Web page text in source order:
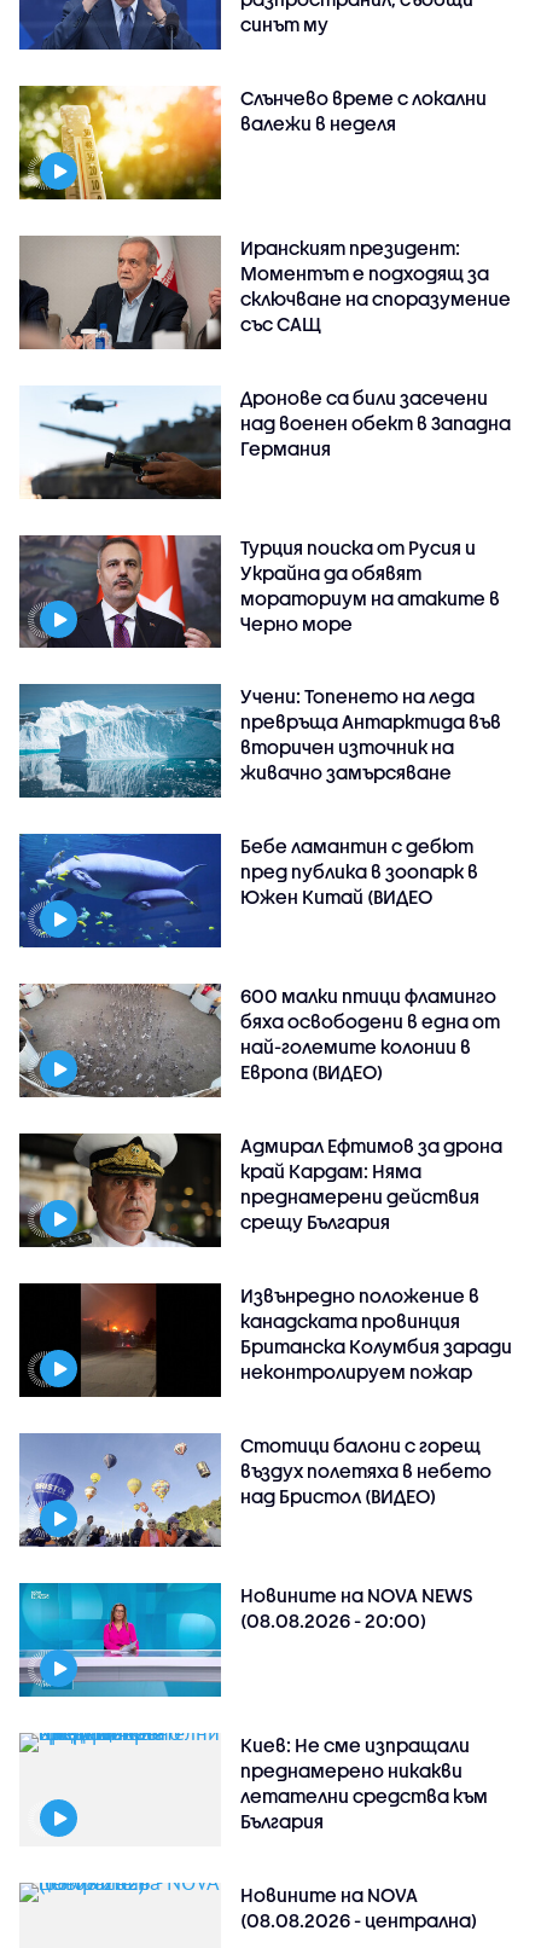
синът му
Слънчево време с локални
валежи в неделя
Иранският президент:
Моментът е подходящ за
сключване на споразумение
със САЩ
Дронове са били засечени
над военен обект в Западна
Германия
Турция поиска от Русия и
Украйна да обявят
мораториум на атаките в
Черно море
Учени: Топенето на леда
превръща Антарктида във
вторичен източник на
живачно замърсяване
Бебе ламантин с дебют
пред публика в зоопарк в
Южен Китай (ВИДЕО
600 малки птици фламинго
бяха освободени в една от
най-големите колонии в
Европа (ВИДЕО)
Адмирал Ефтимов за дрона
край Кардам: Няма
преднамерени действия
срещу България
Извънредно положение в
канадската провинция
Британска Колумбия заради
неконтролируем пожар
Стотици балони с горещ
въздух полетяха в небето
над Бристол (ВИДЕО)
Новините на NOVA NEWS
(08.08.2026 - 20:00)
Киев: Не сме изпращали
преднамерено никакви
летателни средства към
България
Новините на NOVA
(08.08.2026 - централна)